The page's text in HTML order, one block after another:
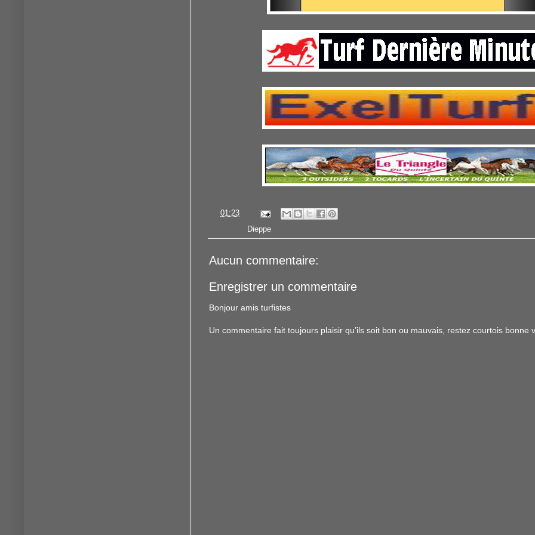
01:23
Dieppe
Aucun commentaire:
Enregistrer un commentaire
Bonjour amis turfistes
Un commentaire fait toujours plaisir qu’ils soit bon ou mauvais, restez courtois bonne